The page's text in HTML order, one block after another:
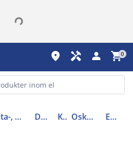
place handyman person shopping_cart0
49 - Data-, bus- och optokabel Datakabel Kat 6 Oskärmad kat 6 EKO01742